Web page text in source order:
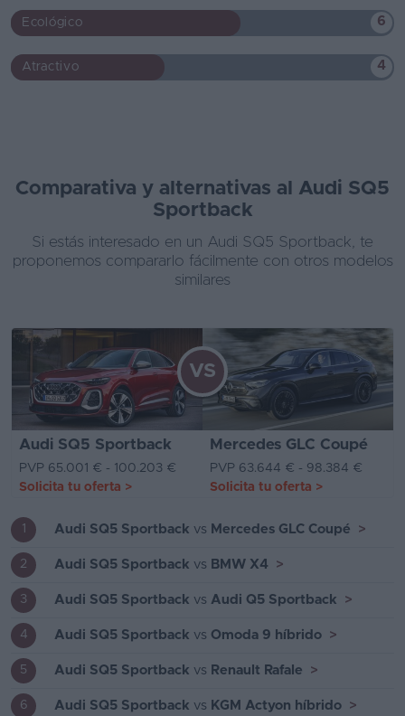
Ecológico 6
Atractivo 4
Comparativa y alternativas al Audi SQ5
Sportback
Si estás interesado en un Audi SQ5 Sportback, te
proponemos compararlo fácilmente con otros modelos
similares
Audi SQ5 Sportback Mercedes GLC Coupé
VS
PVP 65.001 € - 100.203 €
PVP 63.644 € - 98.384 €
Solicita tu oferta > Solicita tu oferta >
1 Audi SQ5 Sportback vs Mercedes GLC Coupé >
2 Audi SQ5 Sportback vs BMW X4 >
3 Audi SQ5 Sportback vs Audi Q5 Sportback >
4 Audi SQ5 Sportback vs Omoda 9 híbrido >
5 Audi SQ5 Sportback vs Renault Rafale >
6 Audi SQ5 Sportback vs KGM Actyon híbrido >